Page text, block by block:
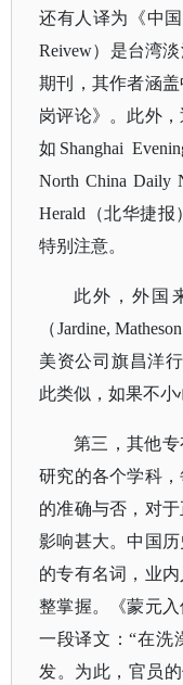
还有人译为《中
Reivew）是台湾
期刊，其作者涵
岗评论》。此外
如Shanghai
North China Daily
Herald（北华捷
特别注意。
此外，外国
（Jardine,
美资公司旗昌洋行
此类似，如果不小
第三，其他
研究的各个学科
的准确与否，对
影响甚大。中国
的专有名词，业
整掌握。《蒙元
一段译文：“在洗
发。为此，官员